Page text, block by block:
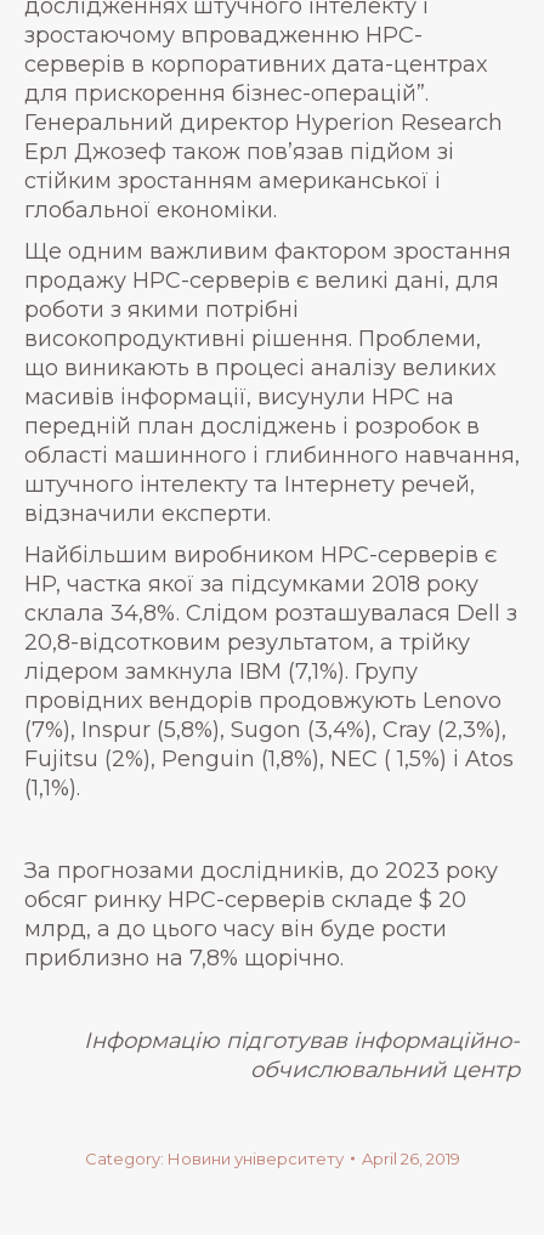
дослідженнях штучного інтелекту і
зростаючому впровадженню HPC-
серверів в корпоративних дата-центрах
для прискорення бізнес-операцій”.
Генеральний директор Hyperion Research
Ерл Джозеф також пов’язав підйом зі
стійким зростанням американської і
глобальної економіки.
Ще одним важливим фактором зростання
продажу HPC-серверів є великі дані, для
роботи з якими потрібні
високопродуктивні рішення. Проблеми,
що виникають в процесі аналізу великих
масивів інформації, висунули HPC на
передній план досліджень і розробок в
області машинного і глибинного навчання,
штучного інтелекту та Інтернету речей,
відзначили експерти.
Найбільшим виробником HPC-серверів є
HP, частка якої за підсумками 2018 року
склала 34,8%. Слідом розташувалася Dell з
20,8-відсотковим результатом, а трійку
лідером замкнула IBM (7,1%). Групу
провідних вендорів продовжують Lenovo
(7%), Inspur (5,8%), Sugon (3,4%), Cray (2,3%),
Fujitsu (2%), Penguin (1,8%), NEC ( 1,5%) і Atos
(1,1%).
За прогнозами дослідників, до 2023 року
обсяг ринку HPC-серверів складе $ 20
млрд, а до цього часу він буде рости
приблизно на 7,8% щорічно.
Інформацію підготував інформаційно-
обчислювальний центр
Category: Новини університету April 26, 2019